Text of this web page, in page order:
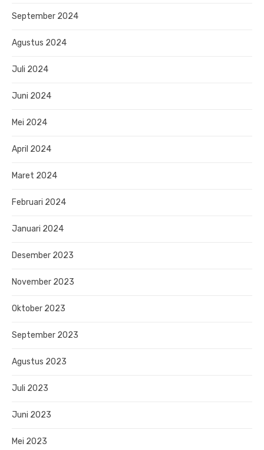
September 2024
Agustus 2024
Juli 2024
Juni 2024
Mei 2024
April 2024
Maret 2024
Februari 2024
Januari 2024
Desember 2023
November 2023
Oktober 2023
September 2023
Agustus 2023
Juli 2023
Juni 2023
Mei 2023